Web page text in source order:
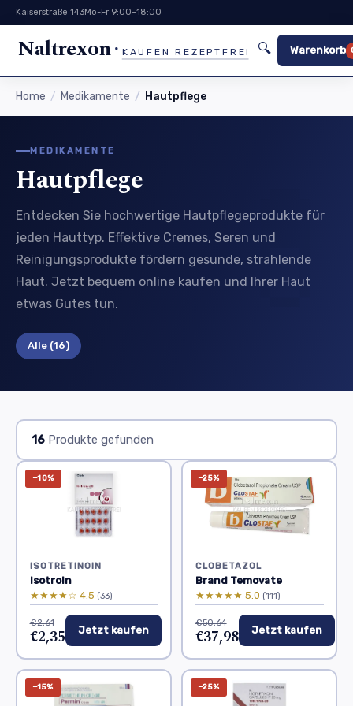
Kaiserstraße 143Mo-Fr 9:00–18:00
Naltrexon KAUFEN REZEPTFREI 🔍 Warenkorb
Home Medikamente Hautpflege
MEDIKAMENTE
Hautpflege
Entdecken Sie hochwertige Hautpflegeprodukte für
jeden Hauttyp. Effektive Cremes, Seren und
Reinigungsprodukte fördern gesunde, strahlende
Haut. Jetzt bequem online kaufen und Ihrer Haut
etwas Gutes tun.
Alle (16)
16 Produkte gefunden
−10%
ISOTRETINOIN
Isotroin
★★★★☆ 4.5 (33)
€2,61
€2,35 Jetzt kaufen
−25%
CLOBETAZOL
Brand Temovate
★★★★★ 5.0 (111)
€50,64
€37,98 Jetzt kaufen
−15% −25%